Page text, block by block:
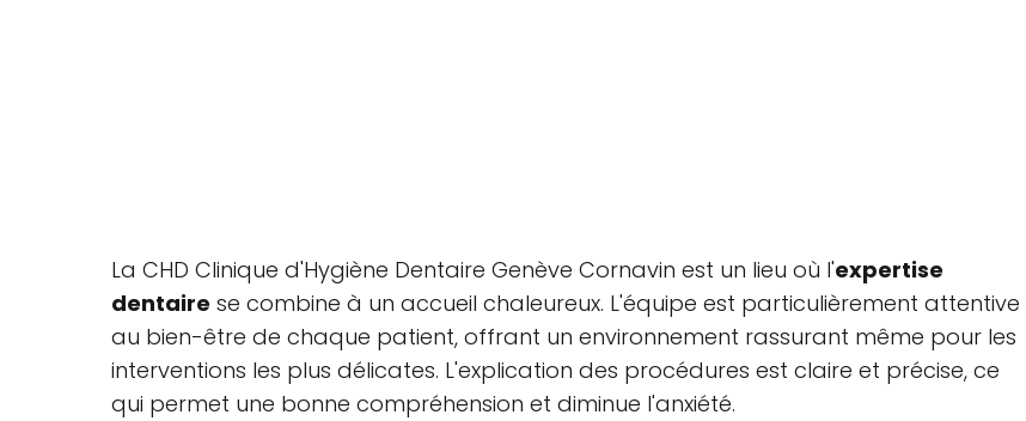
La CHD Clinique d'Hygiène Dentaire Genève Cornavin est un lieu où l'expertise
dentaire se combine à un accueil chaleureux. L'équipe est particulièrement attentive
au bien-être de chaque patient, offrant un environnement rassurant même pour les
interventions les plus délicates. L'explication des procédures est claire et précise, ce
qui permet une bonne compréhension et diminue l'anxiété.